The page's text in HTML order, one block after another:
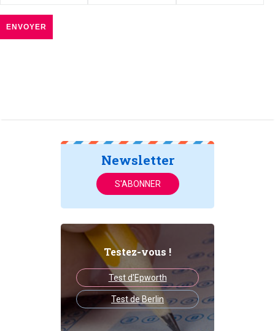
Newsletter
S'ABONNER
Testez-vous !
Test d'Epworth
Test de Berlin